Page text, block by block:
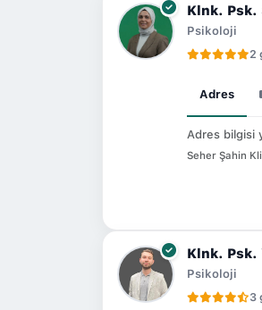
Klnk. Psk.
Psikoloji
2
Adres
Adres bilgisi
Seher Şahin
Klnk. Psk.
Psikoloji
3